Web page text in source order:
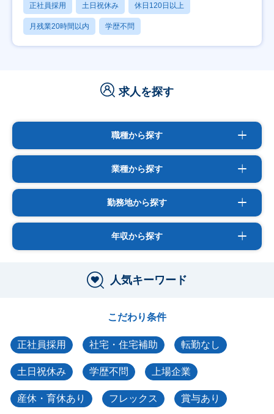
正社員採用 土日祝休み 休日120日以上
月残業20時間以内 学歴不問
求人を探す
職種から探す
業種から探す
勤務地から探す
年収から探す
人気キーワード
こだわり条件
正社員採用 社宅・住宅補助 転勤なし
土日祝休み 学歴不問 上場企業
産休・育休あり フレックス 賞与あり